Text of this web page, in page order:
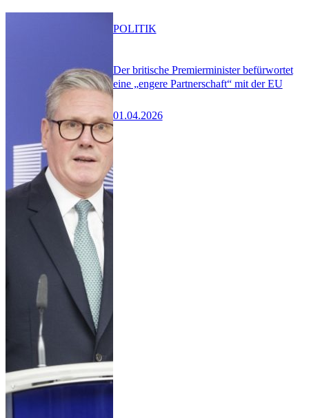
Der britische Premierminister befürwortet
eine „engere Partnerschaft“ mit der EU
01.04.2026
POLITIK